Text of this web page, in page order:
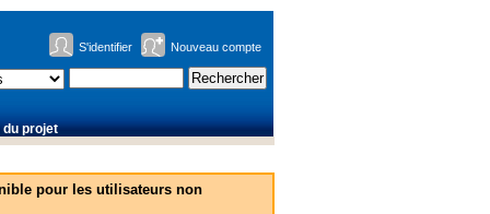
S'identifier Nouveau compte
projet
pour les utilisateurs non